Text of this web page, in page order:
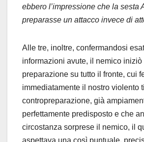
ebbero l’impressione che la sesta
preparasse un attacco invece di
Alle tre, inoltre, confermandosi
informazioni avute, il nemico iniziò
preparazione su tutto il fronte, cui
immediatamente il nostro violento
contropreparazione, già
perfettamente predisposto e che
circostanza sorprese il nemico, il
aspettava una così puntuale,